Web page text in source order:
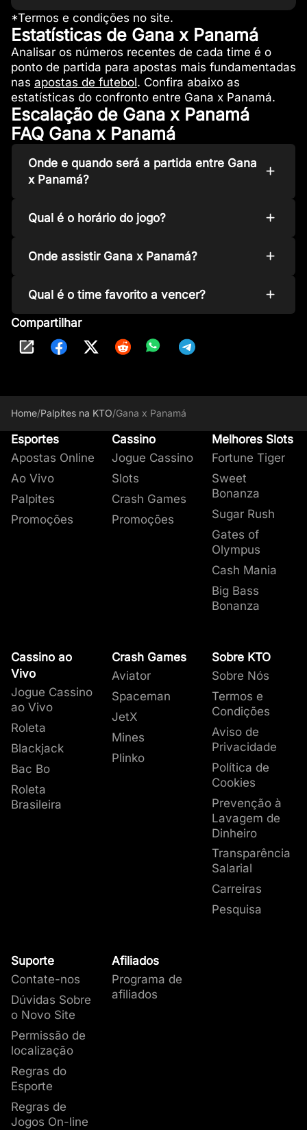
*Termos e condições no site.
Estatísticas de Gana x Panamá
Analisar os números recentes de cada time é o
ponto de partida para apostas mais fundamentadas
nas apostas de futebol. Confira abaixo as
estatísticas do confronto entre Gana x Panamá.
Escalação de Gana x Panamá
FAQ Gana x Panamá
Onde e quando será a partida entre Gana
x Panamá?
Qual é o horário do jogo?
Onde assistir Gana x Panamá?
Qual é o time favorito a vencer?
Compartilhar
Home/Palpites na KTO/Gana x Panamá
Esportes
Apostas Online
Ao Vivo
Palpites
Promoções
Cassino
Jogue Cassino
Slots
Crash Games
Promoções
Melhores Slots
Fortune Tiger
Sweet
Bonanza
Sugar Rush
Gates of
Olympus
Cash Mania
Big Bass
Bonanza
Cassino ao
Vivo
Jogue Cassino
ao Vivo
Roleta
Blackjack
Bac Bo
Roleta
Brasileira
Crash Games
Aviator
Spaceman
JetX
Mines
Plinko
Sobre KTO
Sobre Nós
Termos e
Condições
Aviso de
Privacidade
Política de
Cookies
Prevenção à
Lavagem de
Dinheiro
Transparência
Salarial
Carreiras
Pesquisa
Suporte
Contate-nos
Dúvidas Sobre
o Novo Site
Permissão de
localização
Regras do
Esporte
Regras de
Jogos On-line
Afiliados
Programa de
afiliados